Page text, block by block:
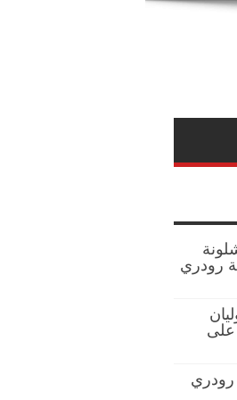
رودري
على
رودري